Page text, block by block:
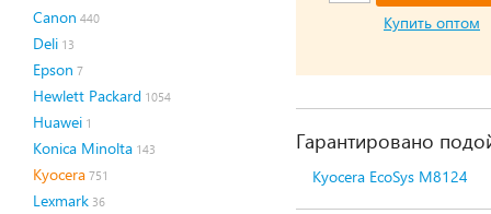
Canon 440
Deli 13
Epson 7
Hewlett Packard 1054
Huawei 1
Konica Minolta 143
Kyocera 751
Lexmark 36
Купить оптом
Гарантировано
Kyocera EcoSys M8124